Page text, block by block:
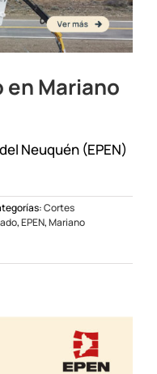
Mariano
Neuquén (EPEN)
Cortes
,EPEN,Mariano